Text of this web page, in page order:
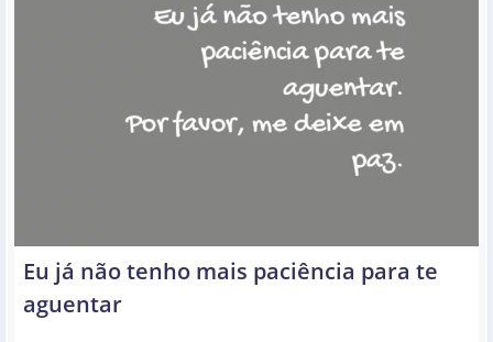
Eu já não tenho mais paciência para te
aguentar